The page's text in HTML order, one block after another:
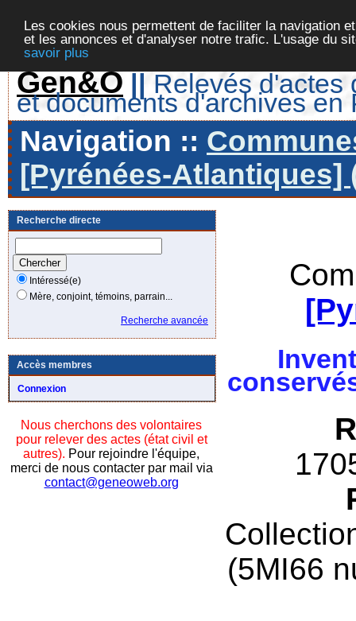
Les cookies nous permettent de faciliter la navigation
et les annonces et d'analyser notre trafic. L'usage du
savoir plus
Gen&O || Relevés d'actes
et documents d'archives en
Navigation ::
[Pyrénées-Atlantiques]
Recherche directe
Intéressé(e)
Mère, conjoint, témoins, parrain...
Recherche avancée
Accès membres
Connexion
Nous cherchons des volontaires
pour relever des actes (état civil et
autres). Pour rejoindre l'équipe,
merci de nous contacter par mail via
contact@geneoweb.org
(5MI66